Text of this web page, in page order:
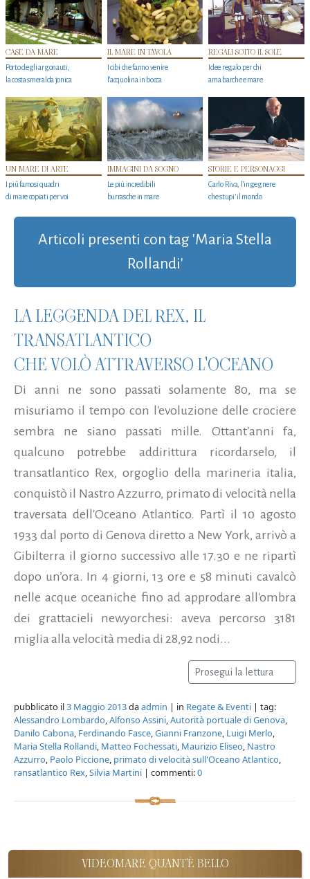
CASE DA MARE
Porto degli argonauti,
la costa smeralda jonica
IL MARE IN TAVOLA
I cibi che fanno venire
l’acquolina in bocca
REGALI SOTTO IL SOLE
Idee regalo per chi
ama barche e mare
UN MARE DI ARTE
I più famosi quadri
di mare copiati per voi
IMMAGINI DA SOGNO
Le più incredibili
burrasche in mare
STORIE E PERSONAGGI
Carlo Riva, l’ingegnere
che stupi' il mondo
Articoli presenti con tag 'Maria Stella
Rollandi'
LA LEGGENDA DEL REX, IL
TRANSATLANTICO
CHE VOLÒ ATTRAVERSO L'OCEANO
Di anni ne sono passati solamente 80, ma se
misuriamo il tempo con l'evoluzione delle crociere
sembra ne siano passati mille. Ottant'anni fa,
qualcuno potrebbe addirittura ricordarselo, il
transatlantico Rex, orgoglio della marineria italia,
conquistò il Nastro Azzurro, primato di velocità nella
traversata dell'Oceano Atlantico. Partì il 10 agosto
1933 dal porto di Genova diretto a New York, arrivò a
Gibilterra il giorno successivo alle 17.30 e ne ripartì
dopo un’ora. In 4 giorni, 13 ore e 58 minuti cavalcò
nelle acque oceaniche fino ad approdare all'ombra
dei grattacieli newyorchesi: aveva percorso 3181
miglia alla velocità media di 28,92 nodi...
Prosegui la lettura
pubblicato il3 Maggio 2013daadmin | in Regate & Eventi | tag:
Alessandro Lombardo,Alfonso Assini,Autorità portuale di Genova,
Danilo Cabona, Ferdinando Fasce,Gianni Franzone, Luigi Merlo,
Maria Stella Rollandi, Matteo Fochessati, Maurizio Eliseo, Nastro
Azzurro, Paolo Piccione, primato di velocità sull'Oceano Atlantico,
ransatlantico Rex,Silvia Martini | commenti:0
VIDEOMARE QUANT'È BELLO